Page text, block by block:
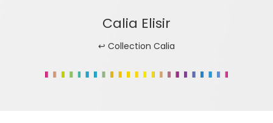
Calia Elisir
↩ Collection Calia